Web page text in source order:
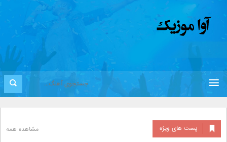
پست های ویژه مشاهده همه